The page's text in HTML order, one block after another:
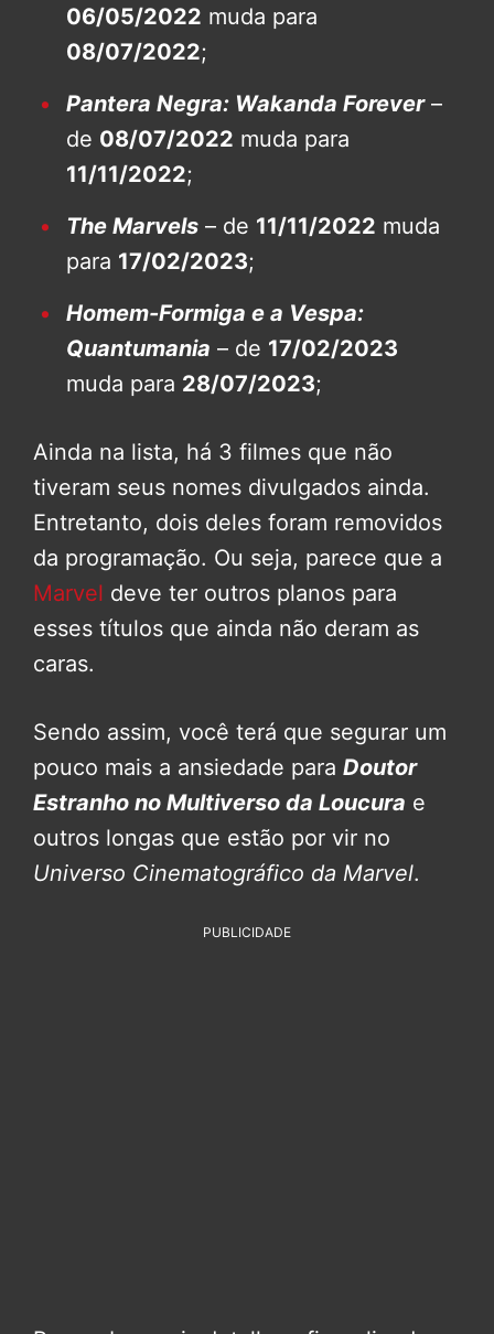
06/05/2022 muda para
08/07/2022;
Pantera Negra: Wakanda Forever–
de 08/07/2022 muda para
11/11/2022;
The Marvels – de 11/11/2022 muda
para 17/02/2023;
Homem-Formiga e a Vespa:
Quantumania – de 17/02/2023
muda para 28/07/2023;
Ainda na lista, há 3 filmes que não
tiveram seus nomes divulgados ainda.
Entretanto, dois deles foram removidos
da programação. Ou seja, parece que a
Marvel deve ter outros planos para
esses títulos que ainda não deram as
caras.
Sendo assim, você terá que segurar um
pouco mais a ansiedade para Doutor
Estranho no Multiverso da Loucura e
outros longas que estão por vir no
Universo Cinematográfico da Marvel.
PUBLICIDADE